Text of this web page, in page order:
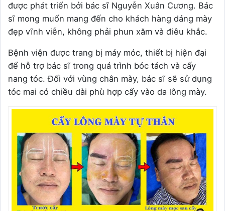
được phát triển bởi bác sĩ Nguyễn Xuân Cương. Bác
sĩ mong muốn mang đến cho khách hàng dáng mày
đẹp vĩnh viễn, không phải phun xăm và điêu khắc.
Bệnh viện được trang bị máy móc, thiết bị hiện đại
để hỗ trợ bác sĩ trong quá trình bóc tách và cấy
nang tóc. Đối với vùng chân mày, bác sĩ sẽ sử dụng
tóc mai có chiều dài phù hợp cấy vào da lông mày.